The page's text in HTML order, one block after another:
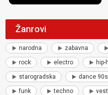
Žanrovi
narodna zabavna
rock electro hip-
starogradska dance 90s
funk techno